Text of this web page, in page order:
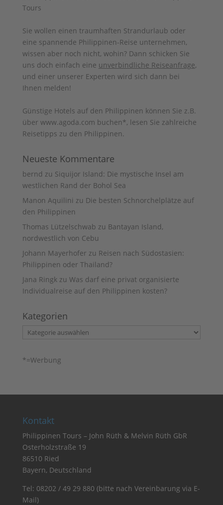
Sie wollen einen traumhaften Strandurlaub oder
eine spannende Philippinen-Reise unternehmen,
wissen aber noch nicht, wohin? Dann schicken Sie
uns doch einfach eine unverbindliche Reiseanfrage,
und einer unserer Experten wird sich dann bei
Ihnen melden!
Günstige Hotels auf den Philippinen können Sie z.B.
über www.agoda.com buchen*, lesen Sie zahlreiche
Reisetipps zu den Philippinen.
Neueste Kommentare
bernd zu Siquijor Island: Die mystische Insel am
westlichen Rand der Bohol Sea
Manon Aquilini zu Die besten Schnorchelplätze auf
den Philippinen
Thomas Lützelschwab zu Bantayan Island,
nordwestlich von Cebu
Johann Mayerhofer zu Reisen nach Südostasien:
Philippinen oder Thailand?
Jana Ringkzu Was darf eine privat organisierte
Individualreise auf den Philippinen kosten?
Kategorien
Kategorien
*=Werbung
Kontakt
Philippinen Tours – John Rüth & Melvin Rüth GbR
Osterholzstraße 19
86510 Ried
Bayern, Deutschland
Tel: 08202 / 49 29 880 (bitte nach Vereinbarung via E-
Mail)